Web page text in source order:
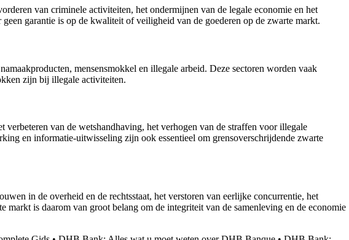
van criminele activiteiten, het ondermijnen van de legale economie en het
garantie is op de kwaliteit of veiligheid van de goederen op de zwarte markt.
mensensmokkel en illegale arbeid. Deze sectoren worden vaak
zijn bij illegale activiteiten.
verbeteren van de wetshandhaving, het verhogen van de straffen voor illegale
en informatie-uitwisseling zijn ook essentieel om grensoverschrijdende zwarte
in de overheid en de rechtsstaat, het verstoren van eerlijke concurrentie, het
is daarom van groot belang om de integriteit van de samenleving en de economie